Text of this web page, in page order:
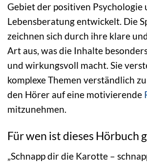
Gebiet der positiven Psychologie
Lebensberatung entwickelt. Die
zeichnen sich durch ihre klare
Art aus, was die Inhalte
und wirkungsvoll macht. Sie
komplexe Themen verständlich
den Hörer auf eine motivierende
mitzunehmen.
Für wen ist dieses Hörbuch
„Schnapp dir die Karotte –